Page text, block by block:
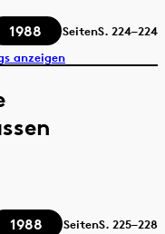
1988 SeitenS. 224–224
anzeigen
1988 SeitenS. 225–228